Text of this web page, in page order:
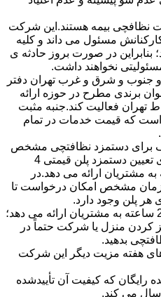
نظافچی بیمه هستند.این شرکت
مسئول می داند و کلیه
بنابراین در صورت بروز حادثه ی
نخواهند داشت.
و شرق و غرب تهران دفتر
برندی مطرح در حوزه ارائه
تهران فعالیت کند.جنبه مثبت
است که قیمت خدمات در تمام
برای دستمزد نظافتچی مشخص
کرده است.این شرکت برای تعیین دستمزد پلن قیمتی 4
و 8 ساعته به مشتریان ارائه می دهد.در
مشخص امکان درخواست تا
پلن وجود دارد.
شرکت نظافچی خدمات 24 ساعته به مشتریان ارائه می دهد؛
کردن منزل یا شرکت حتماً در
بدهید.
هفته مزیت دیگر این شرکت
که کیفیت آن تأییدشده
می کند.